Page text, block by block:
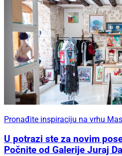
Pronađite inspiraciju na vrhu
U potrazi ste za novim
Počnite od Galerije Juraj